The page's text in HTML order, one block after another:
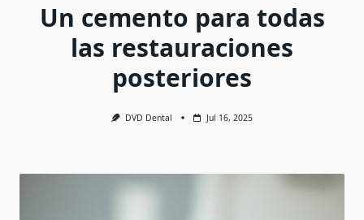
Un cemento para todas
las restauraciones
posteriores
DVD Dental Jul 16, 2025